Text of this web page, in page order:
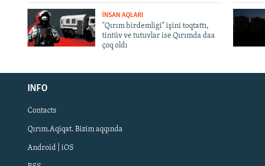
Русский
Українською
QOŞULIÑIZ!
İNSAN AQLARI
"Qırım birdemligi" işini toqtattı,
tintüv ve tutuvlar ise Qırımda daa
çoq oldı
INFO
Contacts
Qırım.Aqiqat. Bizim aqqında
Android | iOS